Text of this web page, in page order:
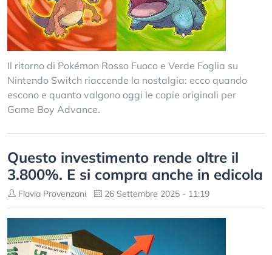
Il ritorno di Pokémon Rosso Fuoco e Verde Foglia su
Nintendo Switch riaccende la nostalgia: ecco quando
escono e quanto valgono oggi le copie originali per
Game Boy Advance.
Questo investimento rende oltre il
3.800%. E si compra anche in edicola
Flavia Provenzani 26 Settembre 2025 - 11:19